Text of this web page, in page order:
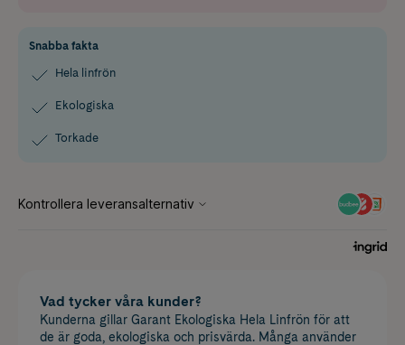
Snabba fakta
Hela linfrön
Ekologiska
Torkade
Vad tycker våra kunder?
Kunderna gillar Garant Ekologiska Hela Linfrön för att
de är goda, ekologiska och prisvärda. Många använder